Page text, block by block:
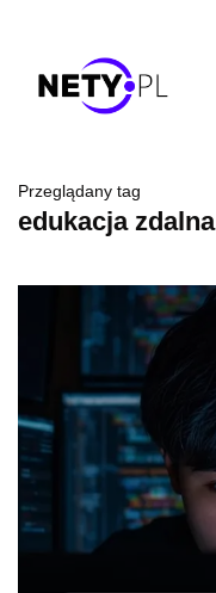
Przeglądany tag
edukacja zdalna